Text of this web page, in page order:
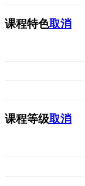
课程特色取消
课程等级取消